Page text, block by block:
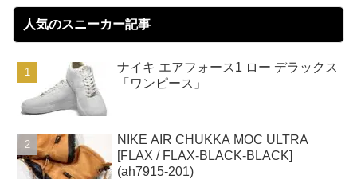
人気のスニーカー記事
ナイキ エアフォース1 ロー デラックス
「ワンピース」
NIKE AIR CHUKKA MOC ULTRA
[FLAX / FLAX-BLACK-BLACK]
(ah7915-201)